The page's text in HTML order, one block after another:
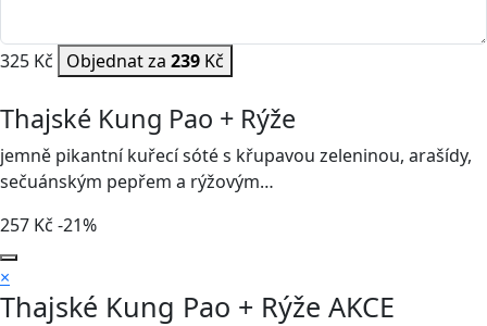
325 Kč Objednat za 239 Kč
Thajské Kung Pao + Rýže
jemně pikantní kuřecí sóté s křupavou zeleninou, arašídy,
sečuánským pepřem a rýžovým…
257 Kč -21%
×
Thajské Kung Pao + Rýže AKCE